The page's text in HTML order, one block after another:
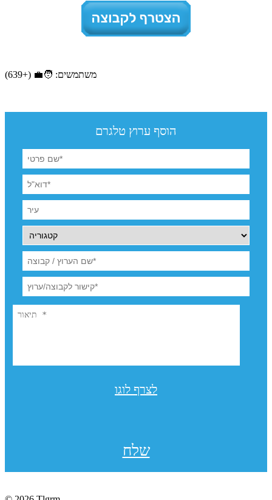
משתמשים: 🧑‍💼 (+639)
הוסף ערוץ טלגרם
לצרף לוגו
שלח